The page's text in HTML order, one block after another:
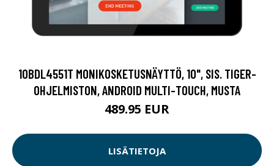
10BDL4551T MONIKOSKETUSNÄYTTÖ, 10", SIS. TIGER-
OHJELMISTON, ANDROID MULTI-TOUCH, MUSTA
489.95 EUR
LISÄTIETOJA